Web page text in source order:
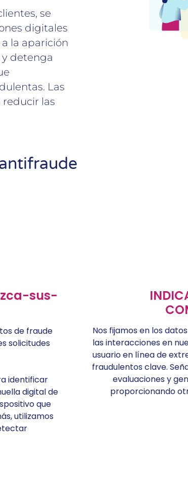
se
digitales
la aparición
detenga
Las
las
sus-
de fraude
solicitudes
identificar
digital de
que
utilizamos
Nos fijamos en los
las interacciones en
usuario en línea de
fraudulentos clave.
evaluaciones y
proporcionando